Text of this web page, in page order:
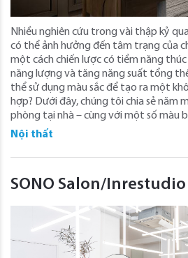
Nhiều nghiên cứu trong vài thập kỷ
có thể ảnh hưởng đến tâm trạng của
một cách chiến lược có tiềm năng
năng lượng và tăng năng suất tổng
thể sử dụng màu sắc để tạo ra một
hợp? Dưới đây, chúng tôi chia sẻ năm
phòng tại nhà – cùng với một số màu
Nội thất
SONO Salon/Inrestudio